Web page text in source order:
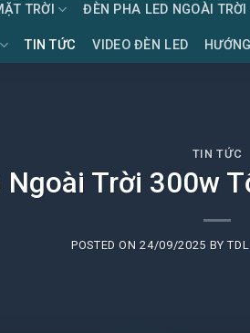
TRỜI ĐÈN PHA LED NGOÀI TRỜI
TIN TỨC VIDEO ĐÈN LED
TIN TỨC
Trời 300w
POSTED ON24/09/2025 BY